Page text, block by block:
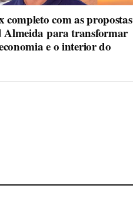
completo com as propostas
Almeida para transformar
e o interior do